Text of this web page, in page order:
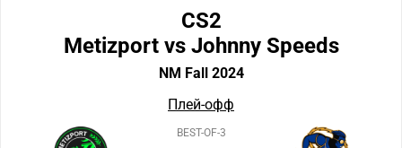
CS2
Metizport vs Johnny Speeds
NM Fall 2024
Плей-офф
BEST-OF-3